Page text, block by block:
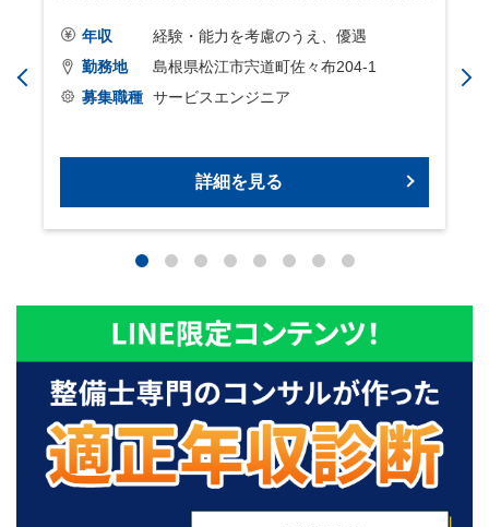
年収
経験・能力を考慮のうえ、優遇
勤務地
島根県松江市宍道町佐々布204-1
募集職種 サービスエンジニア
詳細を見る